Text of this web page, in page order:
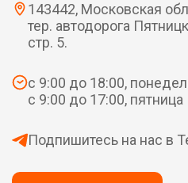
143442, Московская
тер. автодорога
стр. 5.
с 9:00 до 18:00,
с 9:00 до 17:00, пятница
Подпишитесь на нас в